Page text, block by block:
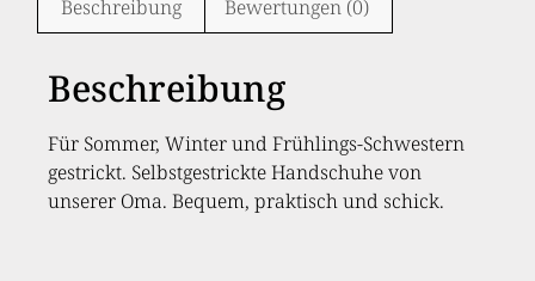
Beschreibung Bewertungen (0)
Beschreibung
Für Sommer, Winter und Frühlings-Schwestern
gestrickt. Selbstgestrickte Handschuhe von
unserer Oma. Bequem, praktisch und schick.